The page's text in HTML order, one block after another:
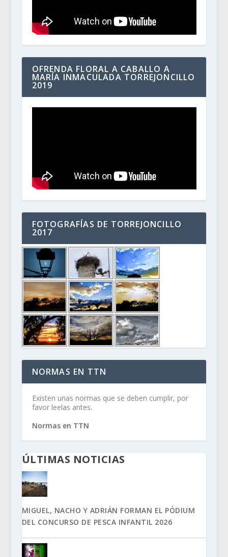
OFRENDA FLORAL A CABALLO A
MARÍA INMACULADA TORREJONCILLO
2019
FOTOGRAFÍAS DE TORREJONCILLO
2017
NORMAS EN TTN
Existen unas normas que se deben cumplir, por
favor leelas antes.
Normas en TTN
ÚLTIMAS NOTICIAS
MIGUEL, NACHO Y ADRIÁN FORMAN EL PÓDIUM
DEL CONCURSO DE PESCA INFANTIL 2026